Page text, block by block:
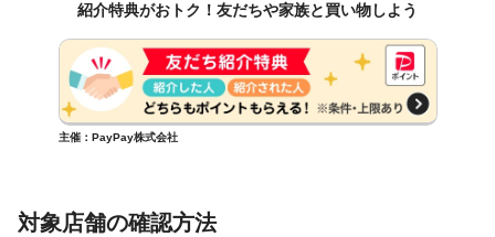
紹介特典がおトク！友だちや家族と買い物しよう
主催：PayPay株式会社
対象店舗の確認方法